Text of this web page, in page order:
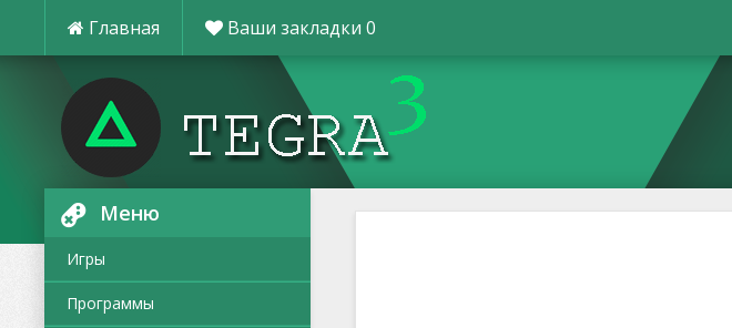
Главная Ваши закладки 0
Меню
Игры
Программы